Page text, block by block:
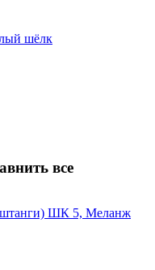
шёлк
все
штанги) ШК 5, Меланж